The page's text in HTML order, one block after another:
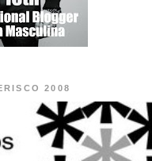
2008